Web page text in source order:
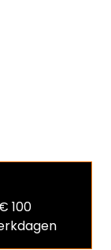
100